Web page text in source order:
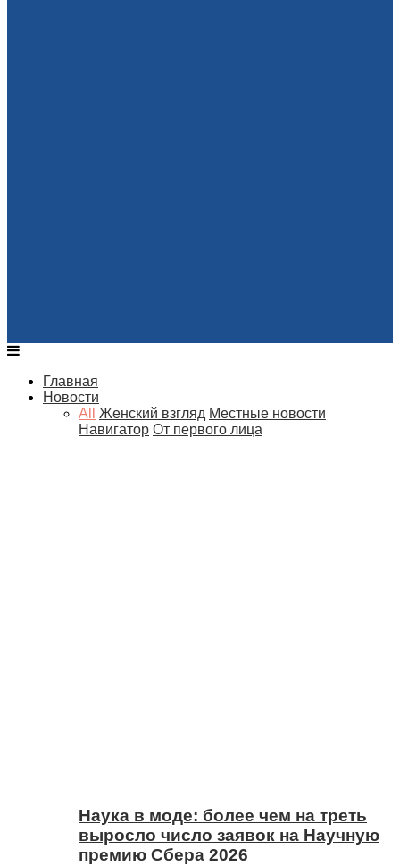
Главная
Новости
All
Женский взгляд Местные новости
Навигатор От первого лица
Наука в моде: более чем на треть
выросло число заявок на Научную
премию Сбера 2026